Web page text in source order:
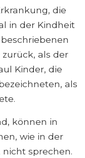
die
in der Kindheit
zurück, als der
Kinder, die
als
können in
wie in der
sprechen.